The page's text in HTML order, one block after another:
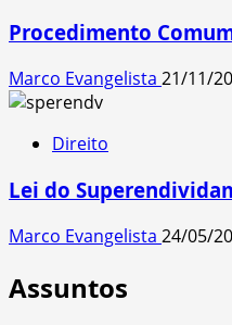
Procedimento
Marco Evangelista 21/11/
Direito
Lei do
Marco Evangelista 24/05/
Assuntos